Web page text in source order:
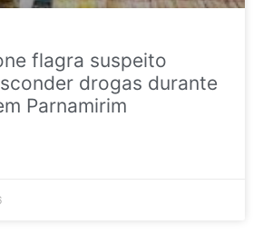
flagra suspeito
drogas durante
Parnamirim